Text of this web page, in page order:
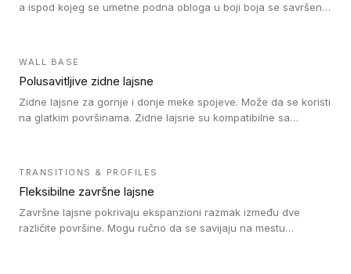
a ispod kojeg se umetne podna obloga u boji boja se savršeno
WALL BASE
Polusavitljive zidne lajsne
Zidne lajsne za gornje i donje meke spojeve. Može da se koristi
na glatkim površinama. Zidne lajsne su kompatibilne sa
TRANSITIONS & PROFILES
Fleksibilne završne lajsne
Završne lajsne pokrivaju ekspanzioni razmak između dve
različite površine. Mogu ručno da se savijaju na mestu